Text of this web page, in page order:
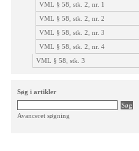
VML § 58, stk. 2, nr. 1
VML § 58, stk. 2, nr. 2
VML § 58, stk. 2, nr. 3
VML § 58, stk. 2, nr. 4
VML § 58, stk. 3
Søg i artikler
Avanceret søgning